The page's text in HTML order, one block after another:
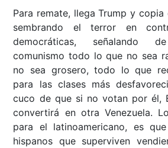
Para remate, llega Trump y
sembrando el terror en
democráticas, señalando
comunismo todo lo que no sea
no sea grosero, todo lo que
para las clases más
cuco de que si no votan por él,
convertirá en otra Venezuela.
para el latinoamericano, es
hispanos que superviven